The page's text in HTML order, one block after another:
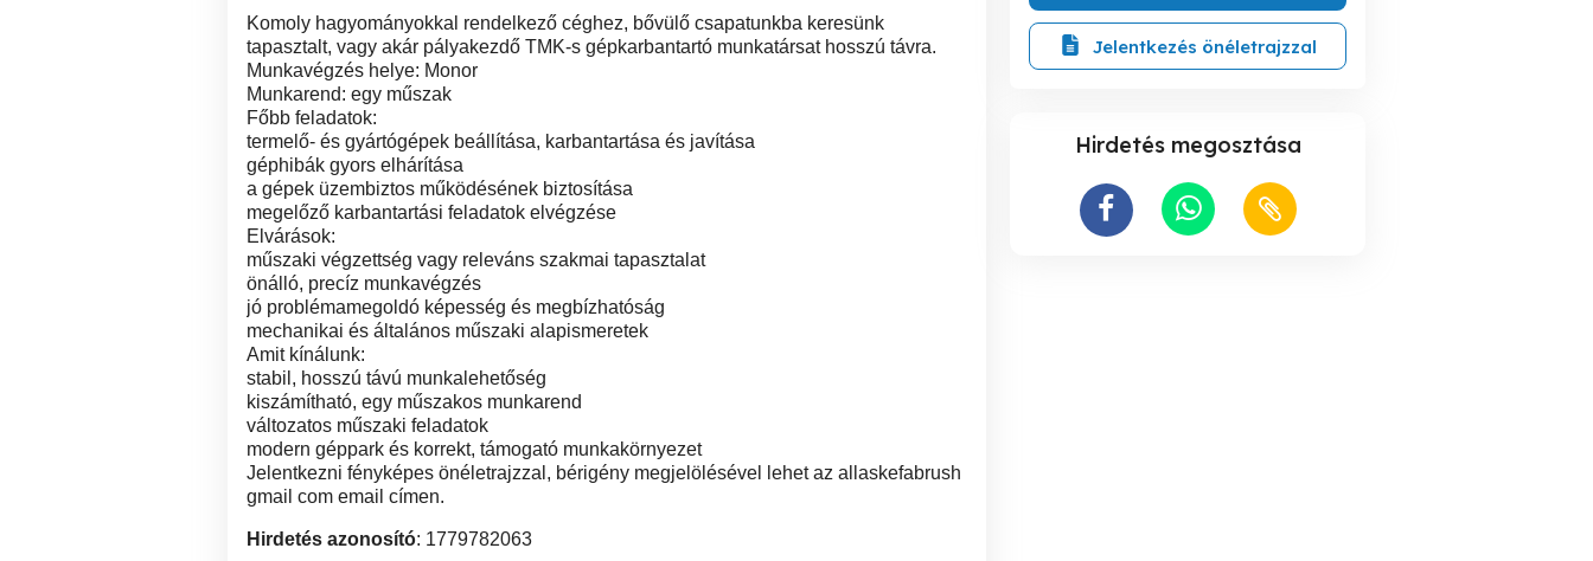
Komoly hagyományokkal rendelkező céghez, bővülő csapatunkba keresünk
tapasztalt, vagy akár pályakezdő TMK-s gépkarbantartó munkatársat hosszú távra.
Munkavégzés helye: Monor
Munkarend: egy műszak
Főbb feladatok:
termelő- és gyártógépek beállítása, karbantartása és javítása
géphibák gyors elhárítása
a gépek üzembiztos működésének biztosítása
megelőző karbantartási feladatok elvégzése
Elvárások:
műszaki végzettség vagy releváns szakmai tapasztalat
önálló, precíz munkavégzés
jó problémamegoldó képesség és megbízhatóság
mechanikai és általános műszaki alapismeretek
Amit kínálunk:
stabil, hosszú távú munkalehetőség
kiszámítható, egy műszakos munkarend
változatos műszaki feladatok
modern géppark és korrekt, támogató munkakörnyezet
Jelentkezni fényképes önéletrajzzal, bérigény megjelölésével lehet az allaskefabrush
gmail com email címen.
Hirdetés azonosító: 1779782063
Jelentkezés önéletrajzzal
Hirdetés megosztása